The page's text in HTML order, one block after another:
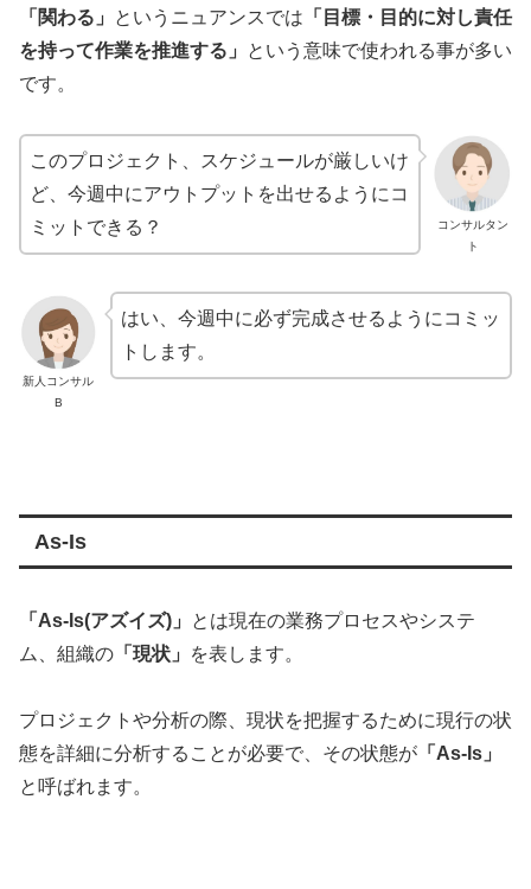
「関わる」 というニュアンスでは 「目標・目的に対し責任
を持って作業を推進する」
という意味で使われる事が多い
です。
コンサルタン
ト
このプロジェクト、スケジュールが厳しいけ
ど、今週中にアウトプットを出せるようにコ
ミットできる？
新人コンサル
B
はい、今週中に必ず完成させるようにコミッ
トします。
As-Is
「As-Is(アズイズ)」
とは現在の業務プロセスやシステ
ム、組織の 「現状」 を表します。
プロジェクトや分析の際、現状を把握するために現行の状
態を詳細に分析することが必要で、その状態が 「As-Is」
と呼ばれます。